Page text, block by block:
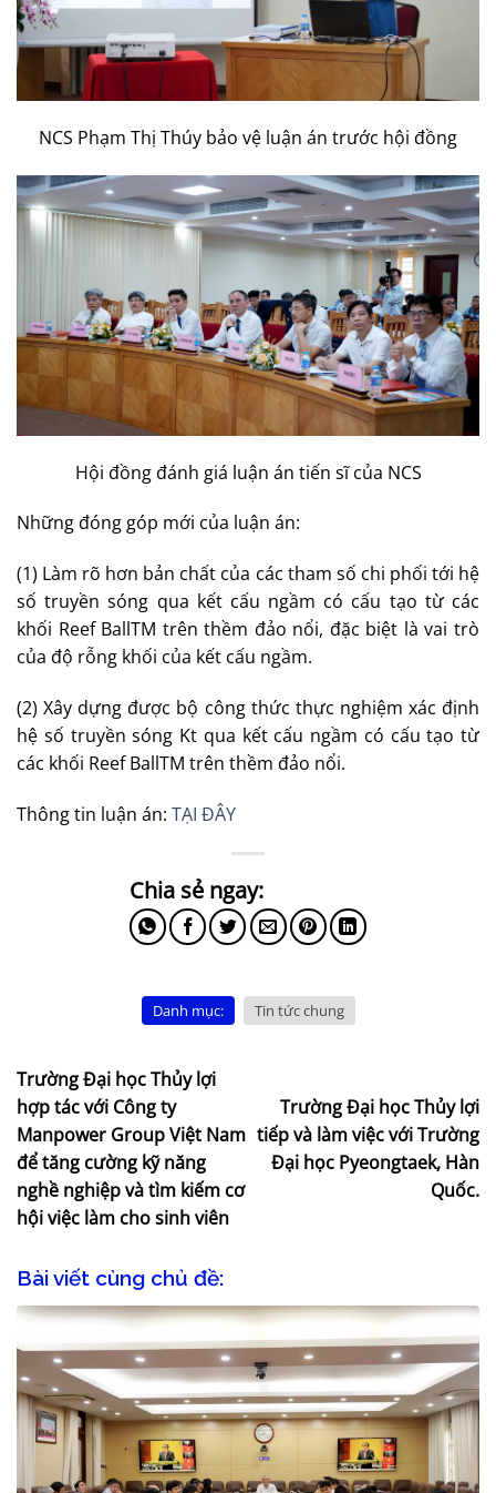
NCS Phạm Thị Thúy bảo vệ luận án trước hội đồng
Hội đồng đánh giá luận án tiến sĩ của NCS
Những đóng góp mới của luận án:
(1) Làm rõ hơn bản chất của các tham số chi phối tới hệ
số truyền sóng qua kết cấu ngầm có cấu tạo từ các
khối Reef BallTM trên thềm đảo nổi, đặc biệt là vai trò
của độ rỗng khối của kết cấu ngầm.
(2) Xây dựng được bộ công thức thực nghiệm xác định
hệ số truyền sóng Kt qua kết cấu ngầm có cấu tạo từ
các khối Reef BallTM trên thềm đảo nổi.
Thông tin luận án: TẠI ĐÂY
Danh mục: Tin tức chung
Trường Đại học Thủy lợi
hợp tác với Công ty
Manpower Group Việt Nam
để tăng cường kỹ năng
nghề nghiệp và tìm kiếm cơ
hội việc làm cho sinh viên
Trường Đại học Thủy lợi
tiếp và làm việc với Trường
Đại học Pyeongtaek, Hàn
Quốc.
Bài viết cùng chủ đề: